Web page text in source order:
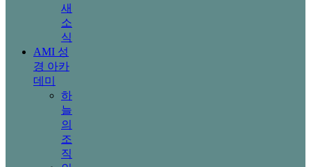
새
소
식
AMI 성
경 아카
데미
하
늘
의
조
직